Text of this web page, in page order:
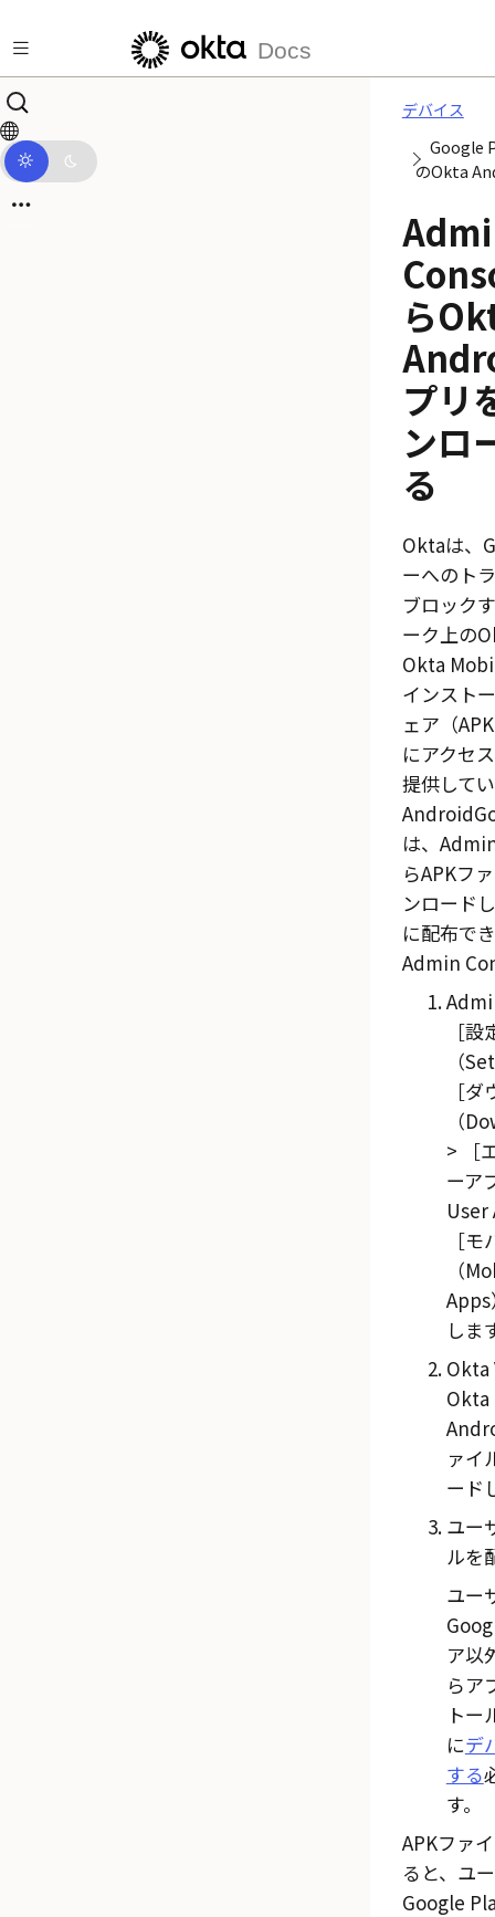
Docs
デバイス
Google
のOkta
ら
プリ
ンロ
る
Oktaは、
ーへのト
ブロック
ーク上の
Okta
インスト
ェア（
にアクセ
提供して
Android
は、
らAPKフ
ンロード
に配布で
Admin
設
（
ダ
（
ーア
User
モ
（
Apps
しま
Okta
ァイ
ード
ユー
ルを
ユー
ア以
らア
トー
にデ
する
す。
APKファ
ると、ユ
Google